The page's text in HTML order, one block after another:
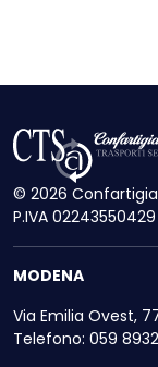
© 2026
P.IVA 02243550429
MODENA
Via Emilia Ovest,
Telefono: 059